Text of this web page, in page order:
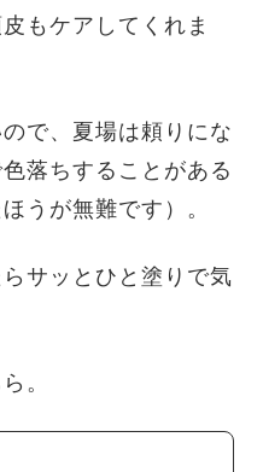
もケアしてくれま
で、夏場は頼りにな
落ちすることがある
うが無難です）。
サッとひと塗りで気
。